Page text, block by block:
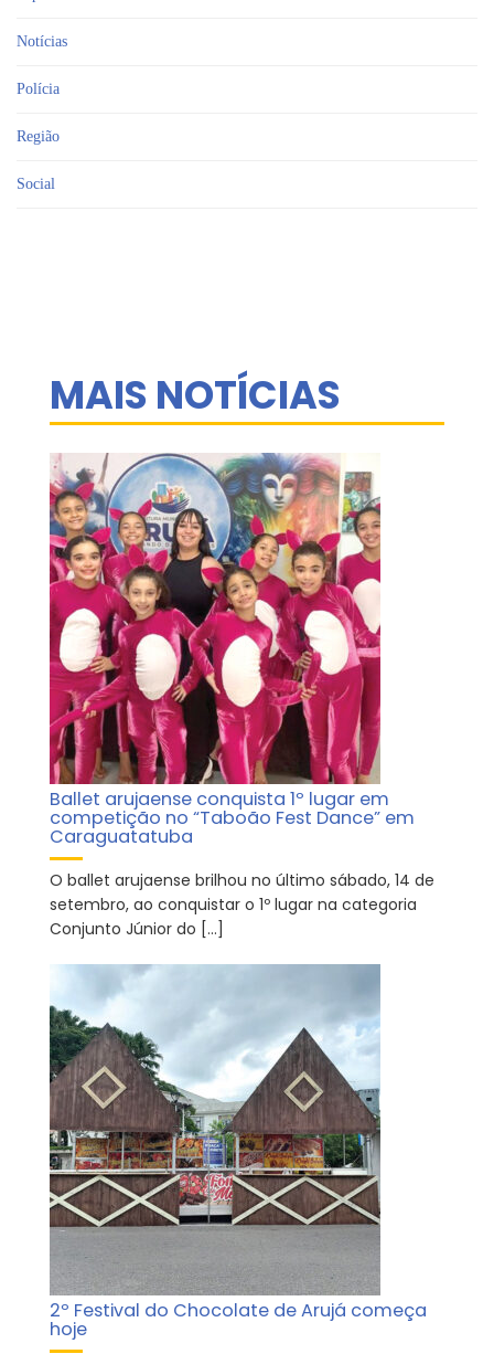
Notícias
Polícia
Região
Social
MAIS NOTÍCIAS
Ballet arujaense conquista 1º lugar em
competição no “Taboão Fest Dance” em
Caraguatatuba
O ballet arujaense brilhou no último sábado, 14 de
setembro, ao conquistar o 1º lugar na categoria
Conjunto Júnior do […]
2º Festival do Chocolate de Arujá começa
hoje